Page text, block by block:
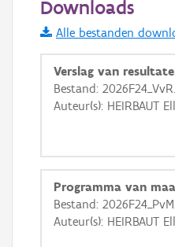
Informatie Vlaanderen
i
+ −
Basis Lagen
Downloads
Alle bestanden
Verslag van
Bestand:
Auteur(s): HEIRBAUT
Programma van
Bestand:
Auteur(s): HEIRBAUT